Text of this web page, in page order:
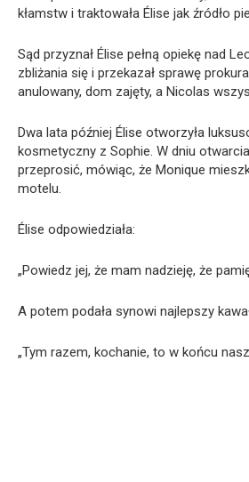
kłamstw i traktowała Élise jak źródło
Sąd przyznał Élise pełną opiekę nad
zbliżania się i przekazał sprawę
anulowany, dom zajęty, a Nicolas
Dwa lata później Élise otworzyła
kosmetyczny z Sophie. W dniu
przeprosić, mówiąc, że Monique
motelu.
Élise odpowiedziała:
„Powiedz jej, że mam nadzieję, że
A potem podała synowi najlepszy
„Tym razem, kochanie, to w końcu